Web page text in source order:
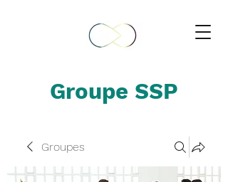
Groupe SSP
Groupes